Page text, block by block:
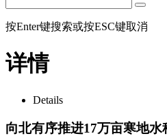
按Enter键搜索或按ESC键取消
详情
Details
向北有序推进17万亩寒地水